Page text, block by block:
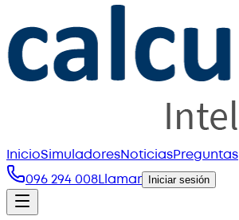
InicioSimuladoresNoticiasPreguntas
096 294 008Llamar Iniciar sesión